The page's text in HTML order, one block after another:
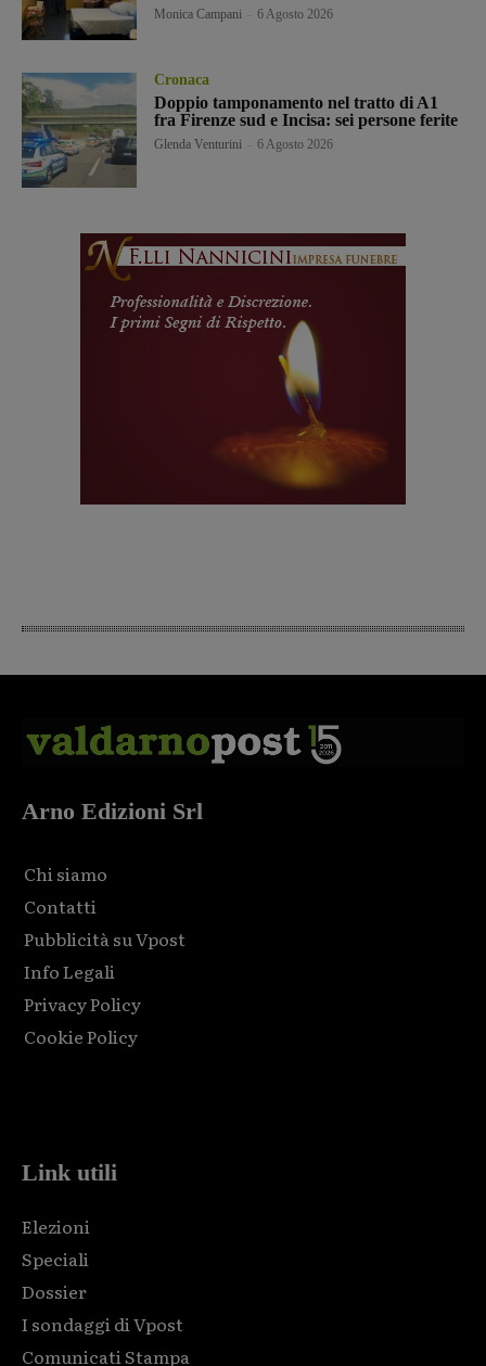
Monica Campani 6 Agosto 2026
Cronaca
Doppio tamponamento nel tratto di A1
fra Firenze sud e Incisa: sei persone ferite
Glenda Venturini 6 Agosto 2026
Arno Edizioni Srl
Chi siamo
Contatti
Pubblicità su Vpost
Info Legali
Privacy Policy
Cookie Policy
Link utili
Elezioni
Speciali
Dossier
I sondaggi di Vpost
Comunicati Stampa